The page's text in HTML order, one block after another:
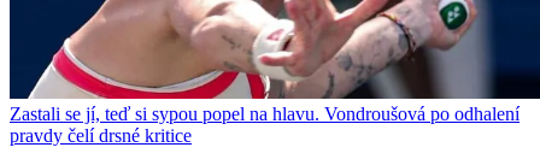
Zastali se jí, teď si sypou popel na hlavu. Vondroušová po odhalení
pravdy čelí drsné kritice